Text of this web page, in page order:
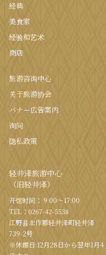
经典
美食家
经验和艺术
商店
旅游咨询中心
关于旅游协会
バナー広告案内
询问
隐私政策
轻井泽旅游中心
（旧轻井泽）
开馆时间： 9:00〜17:00
TEL： 0267-42-5538
江野县北作郡轻井泽町轻井泽
739-2号
※休館日:12月28日から翌年1月4